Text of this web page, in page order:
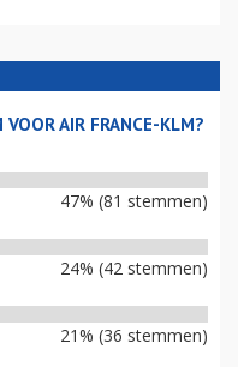
AIR FRANCE-KLM?
47% (81 stemmen)
24% (42 stemmen)
21% (36 stemmen)